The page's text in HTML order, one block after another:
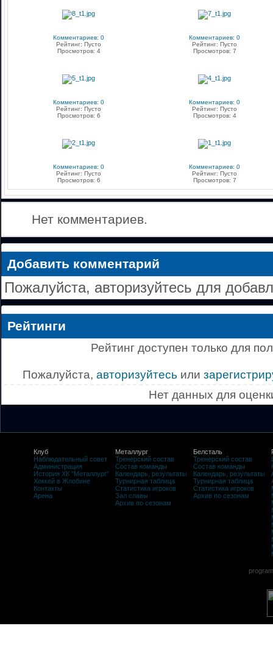
Комментариев: 0
Рейтинг: Пусто
Просмотров: 4
Комментариев: 0
Рейтинг: Пусто
Просмотров: 7
Комментариев: 0
Рейтинг: Пусто
Просмотров: 6
Комментариев: 0
Рейтинг: Пусто
Просмотров: 4
Комментариев: 0
Рейтинг: Пусто
Просмотров: 6
Комментариев: 0
Рейтинг: Пусто
Просмотров: 7
Нет комментариев.
Добавить комментарий
Пожалуйста, авторизуйтесь для
Рейтинги
Рейтинг доступен только для
Пожалуйста, авторизуйтесь или
Нет данных для
Клуб
Наблюдательный совет
Администрация
История ХК "Металлург"
Хоккей в Жлобине
Контакты
Арена
Металлург
Тренерский состав
Состав команды
Календарь, результаты
Турнирная таблица
Статистика игроков
Зал славы
Архив по сезонам
Белсталь
Тренерский состав
Состав команды
Календарь, результаты
Турнирная таблица
Статистика игроков
Архив по сезонам